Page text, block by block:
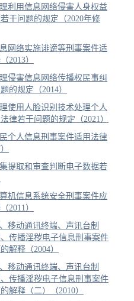
利用信息网络侵害人身权益
干问题的规定（2020年修
网络实施诽谤等刑事案件适
2013）
侵害信息网络传播权民事纠
的规定（2014）
使用人脸识别技术处理个人
律若干问题的规定（2021）
个人信息刑事案件适用法律
提取和审查判断电子数据若
机信息系统安全刑事案件应
2011）
移动通讯终端、声讯台制
传播淫秽电子信息刑事案件
解释（2004）
移动通讯终端、声讯台制
传播淫秽电子信息刑事案件
解释（二）（2010）